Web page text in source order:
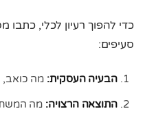
כדי להפוך רעיון לכלי,
סעיפים:
הבעיה העסקית: מה כואב,
התוצאה הרצויה: מה